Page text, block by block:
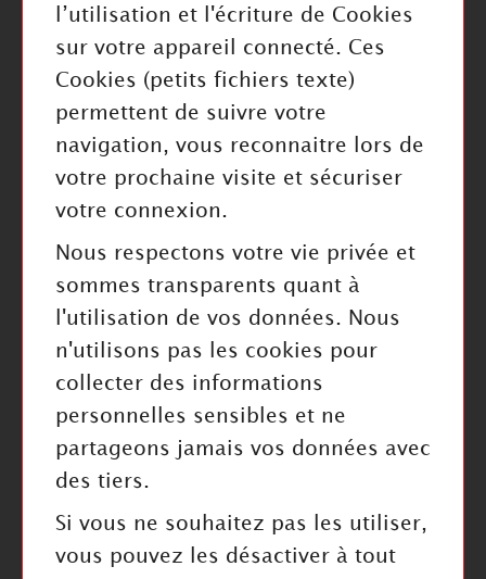
Courroies
INFORMATIONS
Mentions légales
Cookies
RESTEZ INFORMÉ
l’utilisation et l'écriture de Cookies
sur votre appareil connecté. Ces
Cookies (petits fichiers texte)
permettent de suivre votre
navigation, vous reconnaitre lors de
votre prochaine visite et sécuriser
votre connexion.
Nous respectons votre vie privée et
sommes transparents quant à
l'utilisation de vos données. Nous
n'utilisons pas les cookies pour
collecter des informations
personnelles sensibles et ne
partageons jamais vos données avec
des tiers.
Si vous ne souhaitez pas les utiliser,
vous pouvez les désactiver à tout